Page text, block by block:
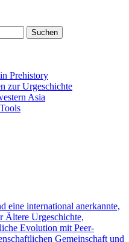
Suchen
Prehistory
zur Urgeschichte
Asia
eine international anerkannte,
Ältere Urgeschichte,
Evolution mit Peer-
Gemeinschaft und